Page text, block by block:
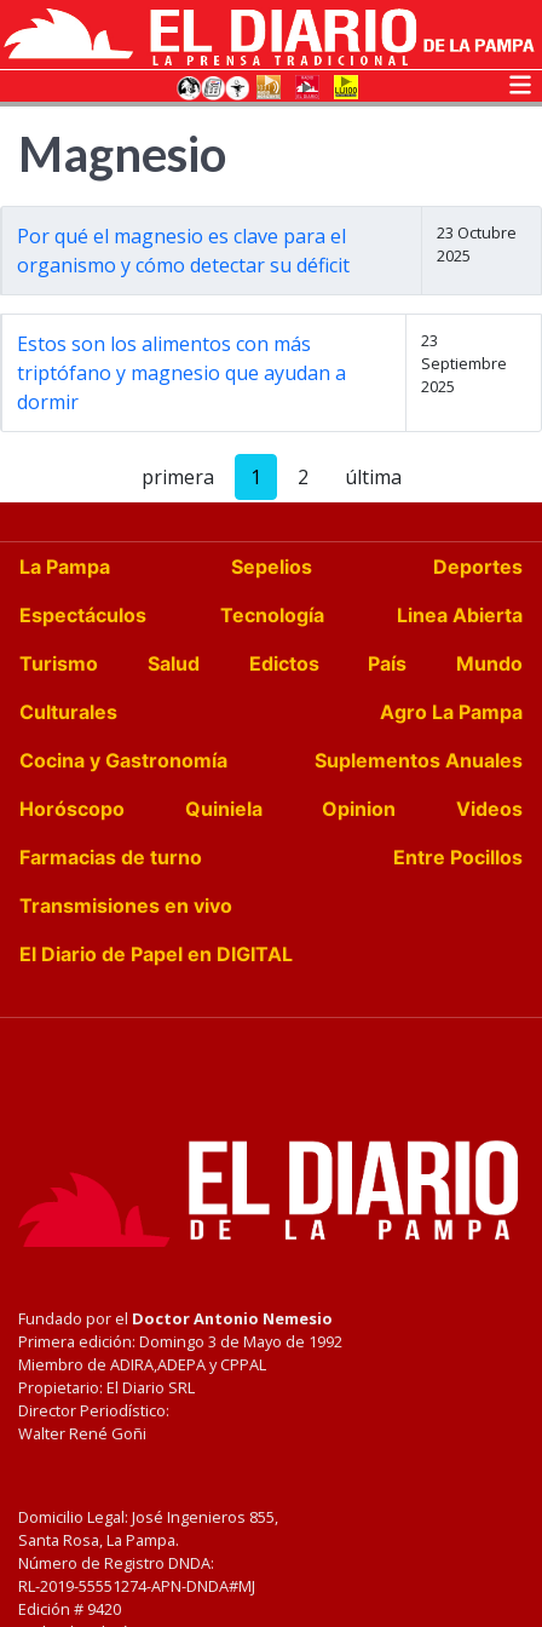
Magnesio
Por qué el magnesio es clave para el
organismo y cómo detectar su déficit
23 Octubre
2025
Estos son los alimentos con más
triptófano y magnesio que ayudan a
dormir
23
Septiembre
2025
primera 1 2 última
La Pampa Sepelios
Deportes
Espectáculos
Tecnología
Linea Abierta
Turismo
Salud Edictos País
Mundo
Culturales
Agro La Pampa
Cocina y Gastronomía
Suplementos Anuales
Horóscopo
Quiniela Opinion
Videos
Farmacias de turno
Entre Pocillos
Transmisiones en vivo
El Diario de Papel en DIGITAL
Fundado por el Doctor Antonio Nemesio
Primera edición: Domingo 3 de Mayo de 1992
Miembro de ADIRA,ADEPA y CPPAL
Propietario: El Diario SRL
Director Periodístico:
Walter René Goñi
Domicilio Legal: José Ingenieros 855,
Santa Rosa, La Pampa.
Número de Registro DNDA:
RL-2019-55551274-APN-DNDA#MJ
Edición # 9420